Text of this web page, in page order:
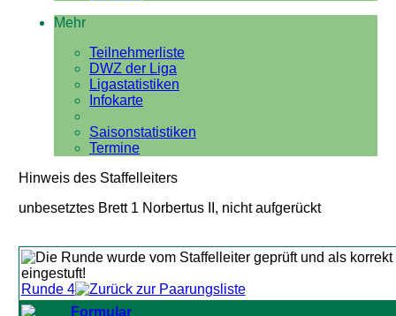
Mehr
Teilnehmerliste
DWZ der Liga
Ligastatistiken
Infokarte
Saisonstatistiken
Termine
Hinweis des Staffelleiters
unbesetztes Brett 1 Norbertus II, nicht aufgerückt
Runde 4